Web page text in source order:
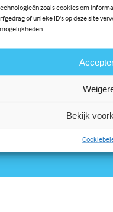
zoals cookies om
of unieke ID's op deze site
Bekijk